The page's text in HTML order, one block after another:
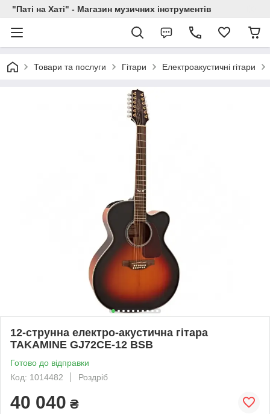
"Паті на Хаті" - Магазин музичних інструментів
Товари та послуги Гітари Електроакустичні гітари
12-струнна електро-акустична гітара
TAKAMINE GJ72CE-12 BSB
Готово до відправки
Код: 1014482
Роздріб
40 040 ₴